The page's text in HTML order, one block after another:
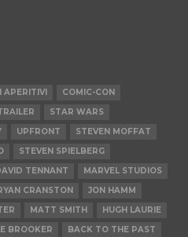
APERITIVI
COMIC-CON
STAR WARS
UPFRONT
STEVEN MOFFAT
STEVEN SPIELBERG
TENNANT
MARVEL STUDIOS
CRANSTON
JON HAMM
MATT SMITH
HUGH LAURIE
BROOKER BACK TO THE PAST